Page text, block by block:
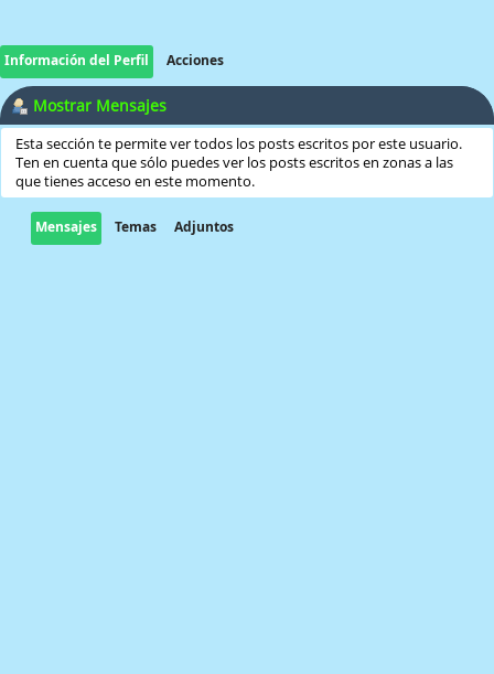
Información del Perfil Acciones
Mostrar Mensajes
Esta sección te permite ver todos los posts escritos por este usuario.
Ten en cuenta que sólo puedes ver los posts escritos en zonas a las
que tienes acceso en este momento.
Mensajes Temas Adjuntos